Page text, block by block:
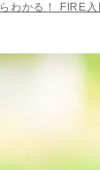
わかる！ FIRE